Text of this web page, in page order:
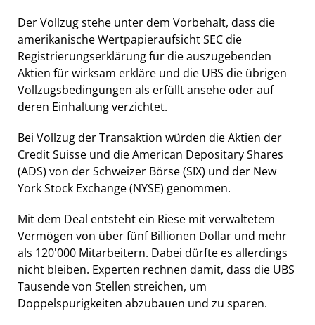
Der Vollzug stehe unter dem Vorbehalt, dass die
amerikanische Wertpapieraufsicht SEC die
Registrierungserklärung für die auszugebenden
Aktien für wirksam erkläre und die UBS die übrigen
Vollzugsbedingungen als erfüllt ansehe oder auf
deren Einhaltung verzichtet.
Bei Vollzug der Transaktion würden die Aktien der
Credit Suisse und die American Depositary Shares
(ADS) von der Schweizer Börse (SIX) und der New
York Stock Exchange (NYSE) genommen.
Mit dem Deal entsteht ein Riese mit verwaltetem
Vermögen von über fünf Billionen Dollar und mehr
als 120'000 Mitarbeitern. Dabei dürfte es allerdings
nicht bleiben. Experten rechnen damit, dass die UBS
Tausende von Stellen streichen, um
Doppelspurigkeiten abzubauen und zu sparen.